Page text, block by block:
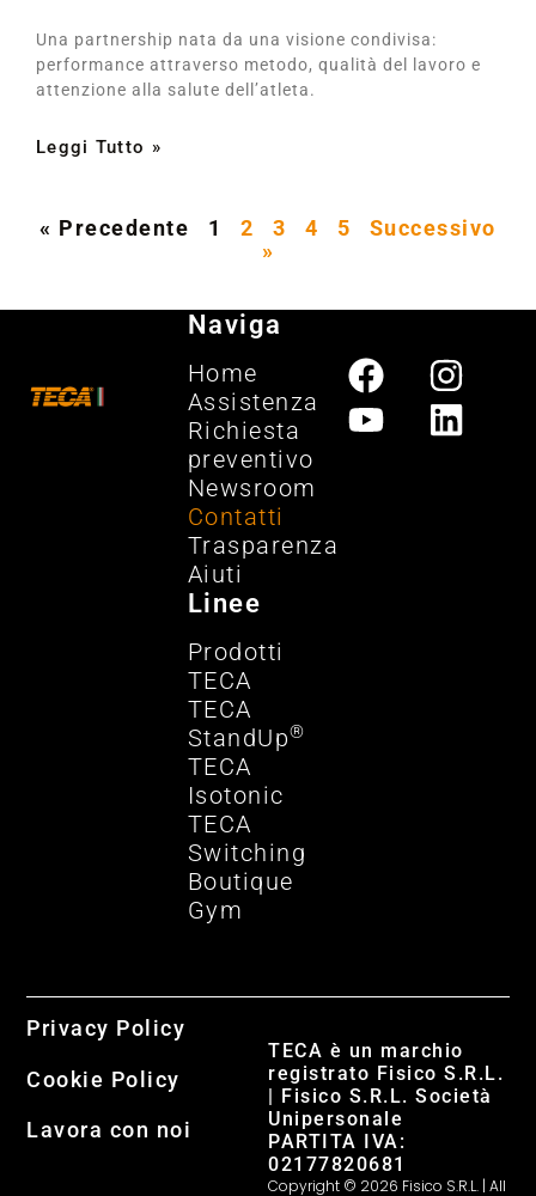
Una partnership nata da una visione condivisa:
performance attraverso metodo, qualità del lavoro e
attenzione alla salute dell’atleta.
Leggi Tutto »
« Precedente 1 2 3 4 5
Successivo
»
Naviga
Home
Assistenza
Richiesta
preventivo
Newsroom
Contatti
Trasparenza
Aiuti
Linee
Prodotti
TECA
TECA
StandUp®
TECA
Isotonic
TECA
Switching
Boutique
Gym
TECA è un marchio
registrato Fisico S.R.L.
| Fisico S.R.L. Società
Unipersonale
PARTITA IVA:
02177820681
Copyright © 2026 Fisico S.R.L. | All
Privacy Policy
Cookie Policy
Lavora con noi